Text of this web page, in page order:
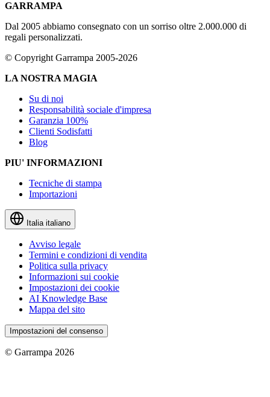
GARRAMPA
Dal 2005 abbiamo consegnato con un sorriso oltre 2.000.000 di
regali personalizzati.
© Copyright Garrampa 2005-2026
LA NOSTRA MAGIA
Su di noi
Responsabilità sociale d'impresa
Garanzia 100%
Clienti Sodisfatti
Blog
PIU' INFORMAZIONI
Tecniche di stampa
Importazioni
Italia italiano
Avviso legale
Termini e condizioni di vendita
Politica sulla privacy
Informazioni sui cookie
Impostazioni dei cookie
AI Knowledge Base
Mappa del sito
Impostazioni del consenso
© Garrampa 2026